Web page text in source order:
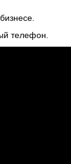
телефон.